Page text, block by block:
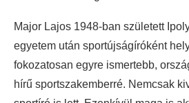
Major Lajos 1948-ban született
egyetem után sportújságíróként
fokozatosan egyre ismertebb,
hírű sportszakemberré. Nemcsak